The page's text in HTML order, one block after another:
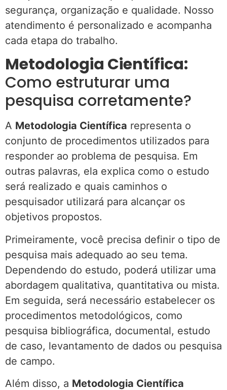
segurança, organização e qualidade. Nosso
atendimento é personalizado e acompanha
cada etapa do trabalho.
Metodologia Científica:
Como estruturar uma
pesquisa corretamente?
A Metodologia Científica representa o
conjunto de procedimentos utilizados para
responder ao problema de pesquisa. Em
outras palavras, ela explica como o estudo
será realizado e quais caminhos o
pesquisador utilizará para alcançar os
objetivos propostos.
Primeiramente, você precisa definir o tipo de
pesquisa mais adequado ao seu tema.
Dependendo do estudo, poderá utilizar uma
abordagem qualitativa, quantitativa ou mista.
Em seguida, será necessário estabelecer os
procedimentos metodológicos, como
pesquisa bibliográfica, documental, estudo
de caso, levantamento de dados ou pesquisa
de campo.
Além disso, a Metodologia Científica